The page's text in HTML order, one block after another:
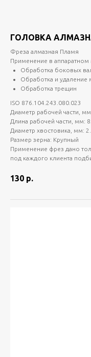
ГОЛОВКА
Фреза алмазная Пламя
Применение в
Обработка боковых
Обработка и удаление
Обработка трещин
ISO 876.104.243.080.023
Диаметр рабочей части,
Длина рабочей части, мм:
Диаметр хвостовика, мм:
Размер зерна: Крупный
Применение фрез дано
под каждого клиента
130 р.